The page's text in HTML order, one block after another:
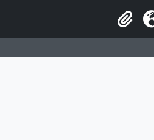
página de navegação